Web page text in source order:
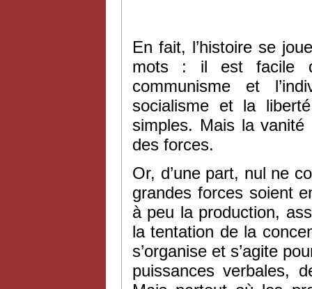
En fait, l’histoire se
mots : il est facile
communisme et
socialisme et la
simples. Mais la vanité
des forces.
Or, d’une part, nul ne
grandes forces soient
à peu la production,
la tentation de la
s’organise et s’agite
puissances verbales,